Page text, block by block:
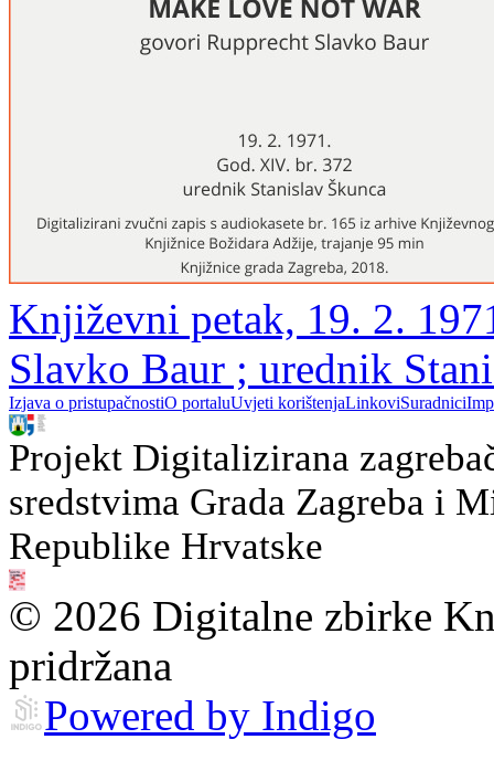
Književni petak, 19. 2.
Slavko Baur ; urednik
Izjava o pristupačnostiO portaluUvjeti korištenjaLinkoviSuradnici
Projekt Digitalizirana
sredstvima Grada Zagreba i
Republike Hrvatske
© 2026 Digitalne zbirke
pridržana
Powered by Indigo